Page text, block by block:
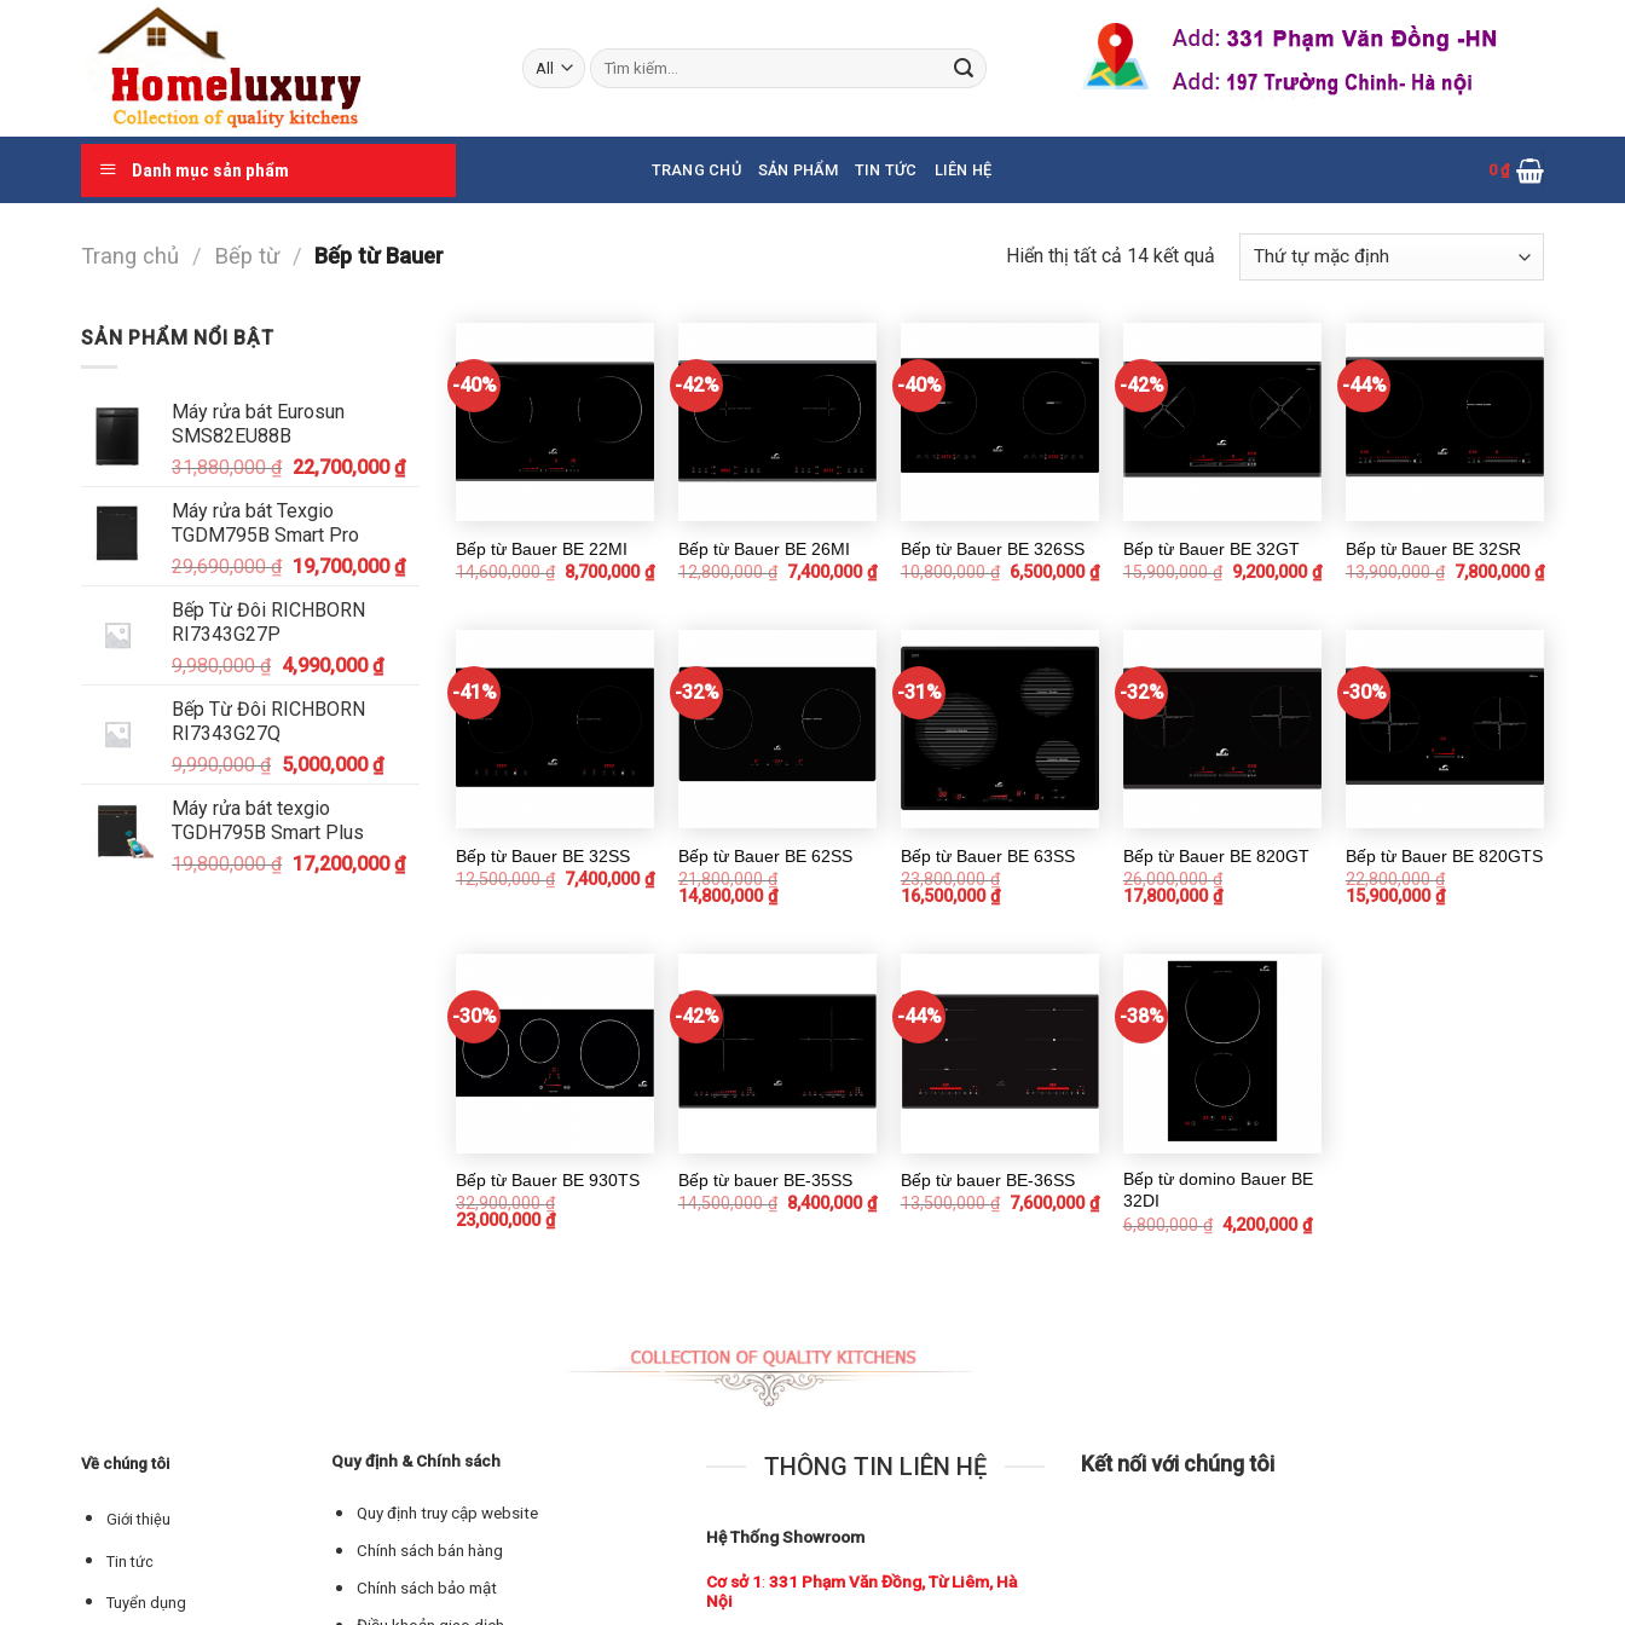
Tìm
kiếm:
Danh mục sản phẩm TRANG CHỦ SẢN PHẨM TIN TỨC LIÊN HỆ 0₫
Trang chủ / Bếp từ / Bếp từ Bauer Hiển thị tất cả 14 kết quả
SẢN PHẨM NỔI BẬT
Máy rửa bát Eurosun
SMS82EU88B
31,880,000₫ 22,700,000₫
Máy rửa bát Texgio
TGDM795B Smart Pro
29,690,000₫ 19,700,000₫
Bếp Từ Đôi RICHBORN
RI7343G27P
9,980,000₫ 4,990,000₫
Bếp Từ Đôi RICHBORN
RI7343G27Q
9,990,000₫ 5,000,000₫
Máy rửa bát texgio
TGDH795B Smart Plus
19,800,000₫ 17,200,000₫
-40%
Bếp từ Bauer BE 22MI
14,600,000₫ 8,700,000₫
-42%
Bếp từ Bauer BE 26MI
12,800,000₫ 7,400,000₫
-40%
Bếp từ Bauer BE 326SS
10,800,000₫ 6,500,000₫
-42%
Bếp từ Bauer BE 32GT
15,900,000₫ 9,200,000₫
-44%
Bếp từ Bauer BE 32SR
13,900,000₫ 7,800,000₫
-41%
Bếp từ Bauer BE 32SS
12,500,000₫ 7,400,000₫
-32%
Bếp từ Bauer BE 62SS
21,800,000₫
14,800,000₫
-31%
Bếp từ Bauer BE 63SS
23,800,000₫
16,500,000₫
-32%
Bếp từ Bauer BE 820GT
26,000,000₫
17,800,000₫
-30%
Bếp từ Bauer BE 820GTS
22,800,000₫
15,900,000₫
-30%
Bếp từ Bauer BE 930TS
32,900,000₫
23,000,000₫
-42%
Bếp từ bauer BE-35SS
14,500,000₫ 8,400,000₫
-44%
Bếp từ bauer BE-36SS
13,500,000₫ 7,600,000₫
-38%
Bếp từ domino Bauer BE
32DI
6,800,000₫ 4,200,000₫
Về chúng tôi
Giới thiệu
Tin tức
Tuyển dụng
Quy định & Chính sách
Quy định truy cập website
Chính sách bán hàng
Chính sách bảo mật
THÔNG TIN LIÊN HỆ
Hệ Thống Showroom
Cơ sở 1: 331 Phạm Văn Đồng, Từ Liêm, Hà
Nội
Kết nối với chúng tôi